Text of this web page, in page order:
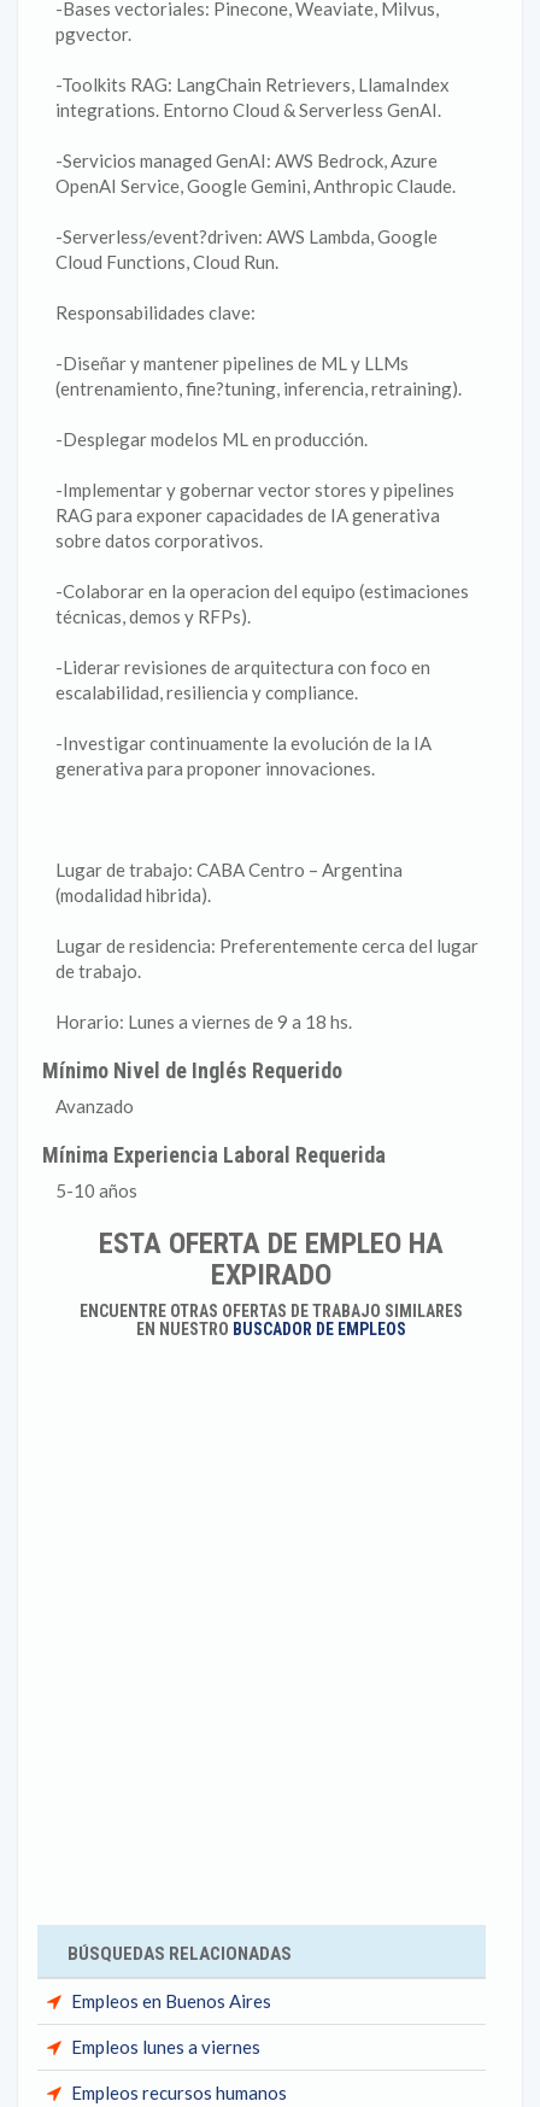
-Bases vectoriales: Pinecone, Weaviate, Milvus,
pgvector.
-Toolkits RAG: LangChain Retrievers, LlamaIndex
integrations. Entorno Cloud & Serverless GenAI.
-Servicios managed GenAI: AWS Bedrock, Azure
OpenAI Service, Google Gemini, Anthropic Claude.
-Serverless/event?driven: AWS Lambda, Google
Cloud Functions, Cloud Run.
Responsabilidades clave:
-Diseñar y mantener pipelines de ML y LLMs
(entrenamiento, fine?tuning, inferencia, retraining).
-Desplegar modelos ML en producción.
-Implementar y gobernar vector stores y pipelines
RAG para exponer capacidades de IA generativa
sobre datos corporativos.
-Colaborar en la operacion del equipo (estimaciones
técnicas, demos y RFPs).
-Liderar revisiones de arquitectura con foco en
escalabilidad, resiliencia y compliance.
-Investigar continuamente la evolución de la IA
generativa para proponer innovaciones.
Lugar de trabajo: CABA Centro – Argentina
(modalidad hibrida).
Lugar de residencia: Preferentemente cerca del lugar
de trabajo.
Horario: Lunes a viernes de 9 a 18 hs.
Mínimo Nivel de Inglés Requerido
Avanzado
Mínima Experiencia Laboral Requerida
5-10 años
ESTA OFERTA DE EMPLEO HA
EXPIRADO
ENCUENTRE OTRAS OFERTAS DE TRABAJO SIMILARES
EN NUESTRO BUSCADOR DE EMPLEOS
BÚSQUEDAS RELACIONADAS
Empleos en Buenos Aires
Empleos lunes a viernes
Empleos recursos humanos